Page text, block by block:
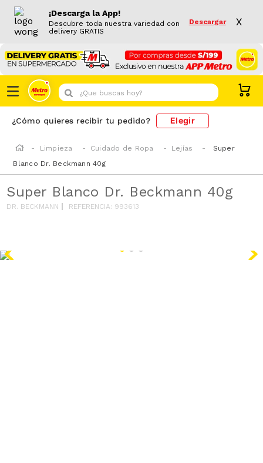
¡Descarga la App!
Descubre toda nuestra variedad con
delivery GRATIS
Descargar X
¿Que buscas hoy?
¿Cómo quieres recibir tu pedido? Elegir
Limpieza Cuidado de Ropa Lejías
Super
Blanco Dr. Beckmann 40g
Super Blanco Dr. Beckmann 40g
DR. BECKMANN REFERENCIA: 993613